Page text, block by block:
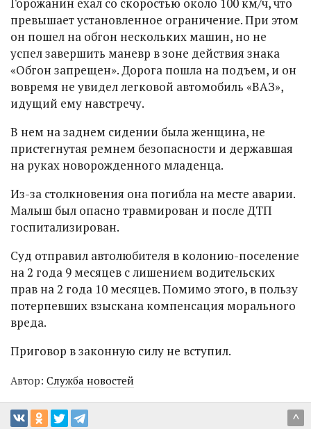
превышает установленное ограничение. При этом
он пошел на обгон нескольких машин, но не
успел завершить маневр в зоне действия знака
«Обгон запрещен». Дорога пошла на подъем, и он
вовремя не увидел легковой автомобиль «ВАЗ»,
идущий ему навстречу.
В нем на заднем сидении была женщина, не
пристегнутая ремнем безопасности и державшая
на руках новорожденного младенца.
Из-за столкновения она погибла на месте аварии.
Малыш был опасно травмирован и после ДТП
госпитализирован.
Суд отправил автолюбителя в колонию-поселение
на 2 года 9 месяцев с лишением водительских
прав на 2 года 10 месяцев. Помимо этого, в пользу
потерпевших взыскана компенсация морального
вреда.
Приговор в законную силу не вступил.
Автор: Служба новостей
^